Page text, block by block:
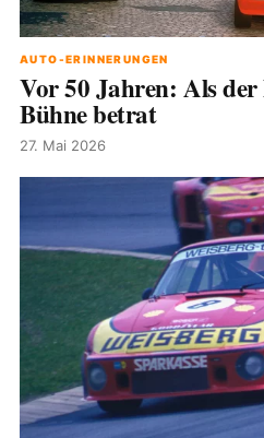
AUTO-ERINNERUNGEN
Vor 50 Jahren: Als der
Bühne betrat
27. Mai 2026